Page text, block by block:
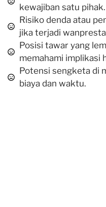
kewajiban satu pihak.
Risiko denda atau
jika terjadi
Posisi tawar yang
memahami implikasi
Potensi sengketa di
biaya dan waktu.